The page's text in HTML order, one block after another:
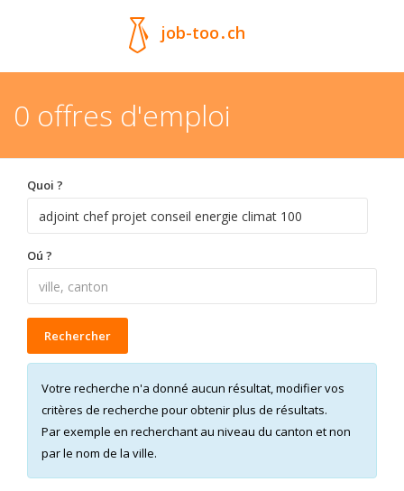
job-too.ch
0 offres d'emploi
Quoi ?
Oú ?
Rechercher
Votre recherche n'a donné aucun résultat, modifier vos
critères de recherche pour obtenir plus de résultats.
Par exemple en recherchant au niveau du canton et non
par le nom de la ville.